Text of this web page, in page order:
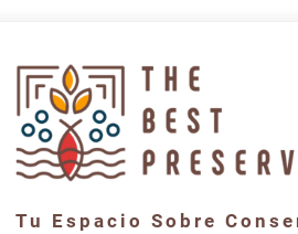
Tu Espacio Sobre